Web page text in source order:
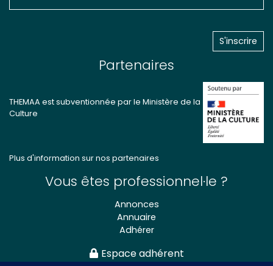
Partenaires
THEMAA est subventionnée par le Ministère de la
Culture
Plus d'information sur nos partenaires
Vous êtes professionnel·le ?
Annonces
Annuaire
Adhérer
Espace adhérent